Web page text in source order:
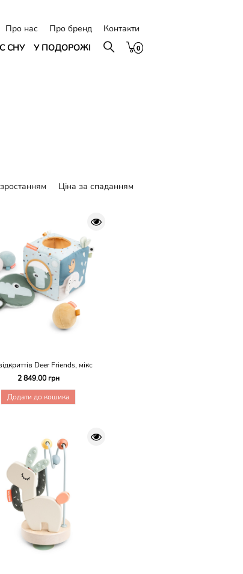
Про нас Про бренд
Контакти
СНУ У ПОДОРОЖІ 0
0
Ціна за спаданням
Deer Friends, мікс
2 849.00 грн
Додати до кошика